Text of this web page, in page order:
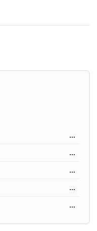
...
...
...
...
...